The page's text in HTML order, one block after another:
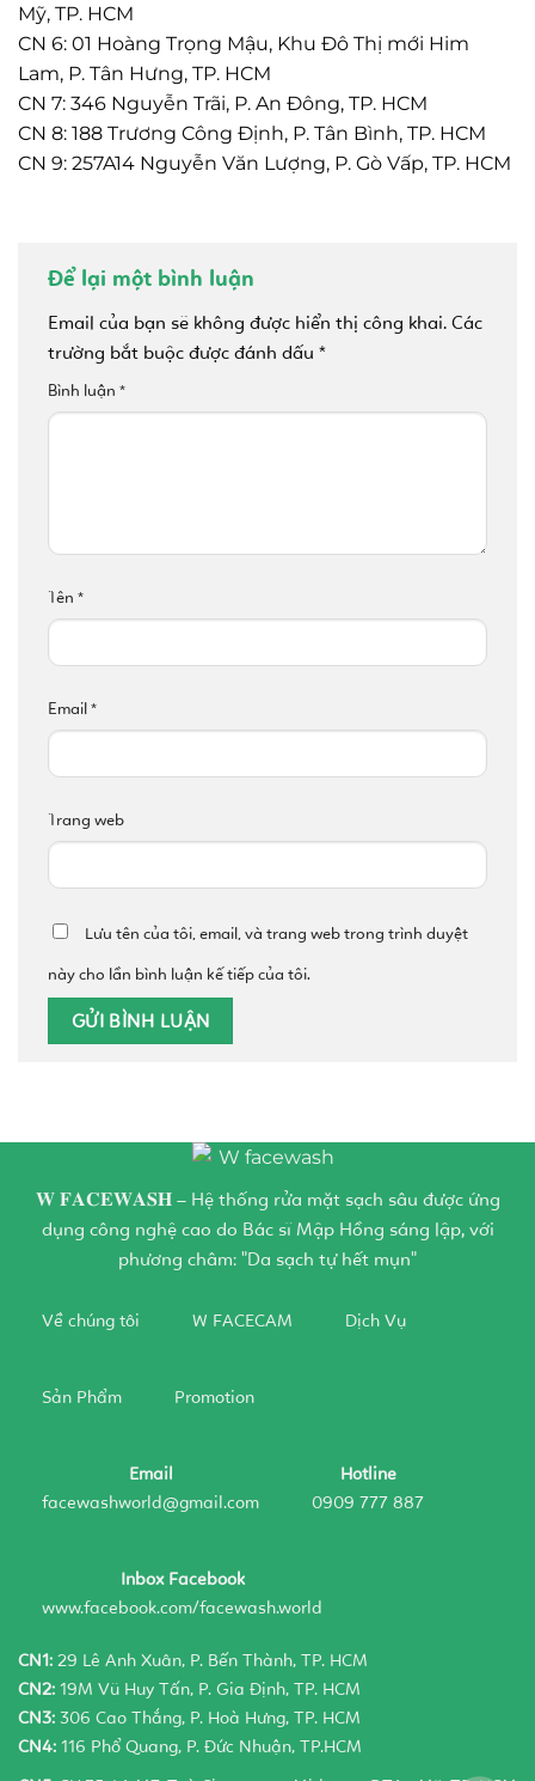
Mỹ, TP. HCM
CN 6: 01 Hoàng Trọng Mậu, Khu Đô Thị mới Him
Lam, P. Tân Hưng, TP. HCM
CN 7: 346 Nguyễn Trãi, P. An Đông, TP. HCM
CN 8: 188 Trương Công Định, P. Tân Bình, TP. HCM
CN 9: 257A14 Nguyễn Văn Lượng, P. Gò Vấp, TP. HCM
Để lại một bình luận
Email của bạn sẽ không được hiển thị công khai. Các
trường bắt buộc được đánh dấu *
Bình luận *
Tên *
Email*
Trang web
Lưu tên của tôi, email, và trang web trong trình duyệt
này cho lần bình luận kế tiếp của tôi.
𝐖 𝐅𝐀𝐂𝐄𝐖𝐀𝐒𝐇 – Hệ thống rửa mặt sạch sâu được ứng
dụng công nghệ cao do Bác sĩ Mập Hồng sáng lập, với
phương châm: "Da sạch tự hết mụn"
Về chúng tôi W FACECAM Dịch Vụ
Sản Phẩm Promotion
Email
facewashworld@gmail.com
Hotline
0909 777 887
Inbox Facebook
www.facebook.com/facewash.world
CN1: 29 Lê Anh Xuân, P. Bến Thành, TP. HCM
CN2: 19M Vũ Huy Tấn, P. Gia Định, TP. HCM
CN3: 306 Cao Thắng, P. Hoà Hưng, TP. HCM
CN4: 116 Phổ Quang, P. Đức Nhuận, TP.HCM